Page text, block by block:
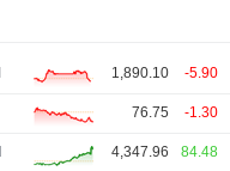
1,890.10 -5.90
76.75 -1.30
4,347.96 84.48
Thuật ngữ